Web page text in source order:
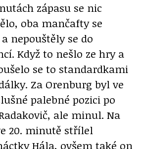
zápasu se nic
oba mančafty se
nepouštěly se do
Když to nešlo ze hry a
se to standardkami
Za Orenburg byl ve
palebné pozici po
ale minul. Na
20. minutě střílel
Hála, ovšem také on